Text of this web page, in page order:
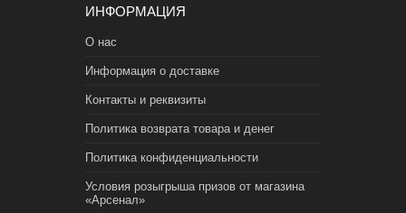
ИНФОРМАЦИЯ
О нас
Информация о доставке
Контакты и реквизиты
Политика возврата товара и денег
Политика конфиденциальности
Условия розыгрыша призов от магазина
«Арсенал»